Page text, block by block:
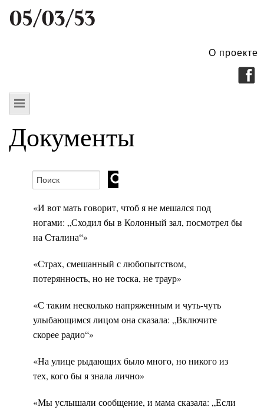
О проекте
Документы
«И вот мать говорит, чтоб я не мешался под
ногами: „Сходил бы в Колонный зал, посмотрел бы
на Сталина“»
«Страх, смешанный с любопытством,
потерянность, но не тоска, не траур»
«С таким несколько напряженным и чуть-чуть
улыбающимся лицом она сказала: „Включите
скорее радио“»
«На улице рыдающих было много, но никого из
тех, кого бы я знала лично»
«Мы услышали сообщение, и мама сказала: „Если